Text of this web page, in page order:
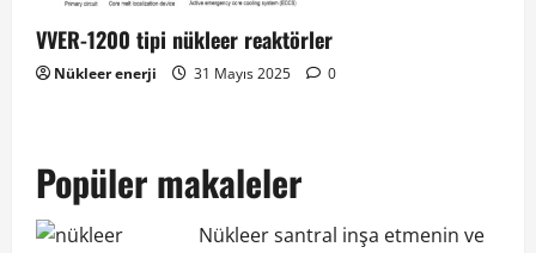
VVER-1200 tipi nükleer reaktörler
Nükleer enerji 31 Mayıs 2025 0
Popüler makaleler
Nükleer santral inşa etmenin ve